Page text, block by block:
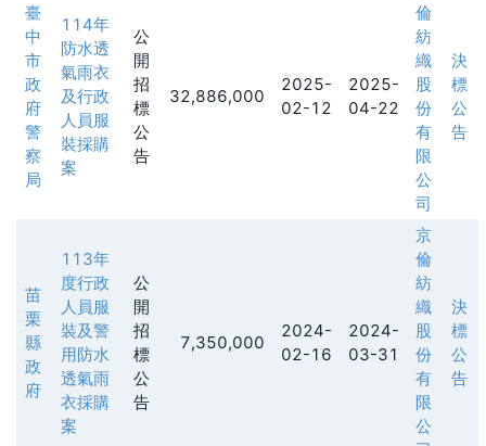
臺
中
市
政
府
警
察
局
114年
防水透
氣雨衣
及行政
人員服
裝採購
案
公
開
招
標
公
告
32,886,000
2025-
02-12
2025-
04-22
倫
紡
織
股
份
有
限
公
司
決
標
公
告
苗
栗
縣
政
府
113年
度行政
人員服
裝及警
用防水
透氣雨
衣採購
案
公
開
招
標
公
告
7,350,000
2024-
02-16
2024-
03-31
京
倫
紡
織
股
份
有
限
公
決
標
公
告